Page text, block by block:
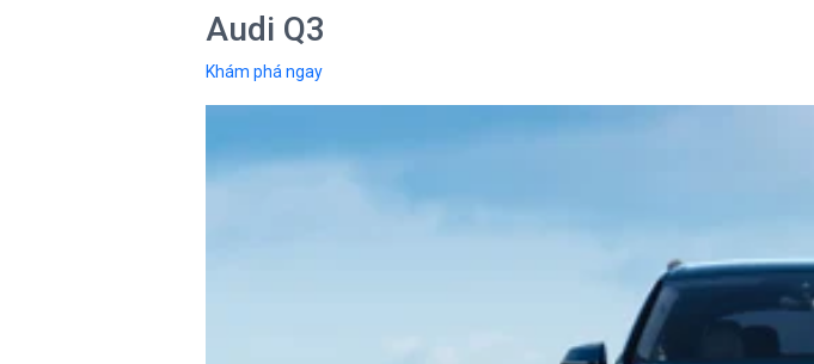
Audi Q3
Khám phá ngay